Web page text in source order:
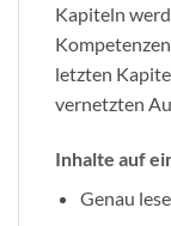
Kapiteln
letzten
vernetzten
Inhalte auf
Genau